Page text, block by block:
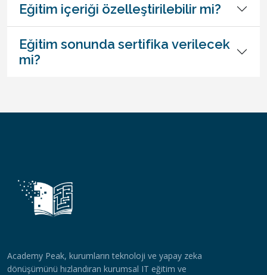
Eğitim içeriği özelleştirilebilir mi?
Eğitim sonunda sertifika verilecek
mi?
Academy Peak, kurumların teknoloji ve yapay zeka
dönüşümünü hızlandıran kurumsal IT eğitim ve